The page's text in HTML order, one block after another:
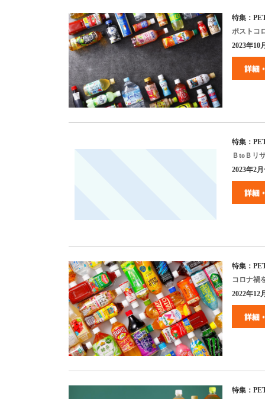
特集：
ポストコ
2023年10
特集：
ＢtoＢリ
2023年2
特集：
コロナ禍
2022年12
特集：